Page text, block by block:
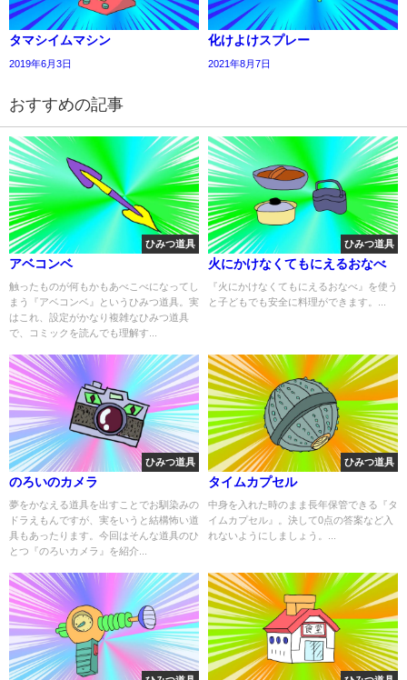
タマシイムマシン
2019年6月3日
化けよけスプレー
2021年8月7日
おすすめの記事
ひみつ道具
アベコンベ
触ったものが何もかもあべこべになってし
まう『アベコンベ』というひみつ道具。実
はこれ、設定がかなり複雑なひみつ道具
で、コミックを読んでも理解す...
ひみつ道具
火にかけなくてもにえるおなべ
『火にかけなくてもにえるおなべ』を使う
と子どもでも安全に料理ができます。...
ひみつ道具
のろいのカメラ
夢をかなえる道具を出すことでお馴染みの
ドラえもんですが、実をいうと結構怖い道
具もあったります。今回はそんな道具のひ
とつ『のろいカメラ』を紹介...
ひみつ道具
タイムカプセル
中身を入れた時のまま長年保管できる『タ
イムカプセル』。決して0点の答案など入
れないようにしましょう。...